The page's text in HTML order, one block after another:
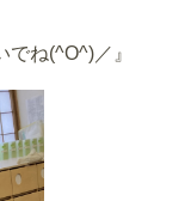
でね(^O^)／』